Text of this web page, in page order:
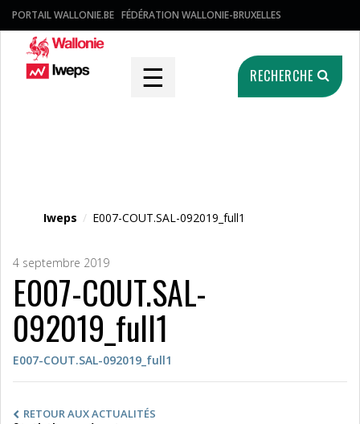
PORTAIL WALLONIE.BE FÉDÉRATION WALLONIE-BRUXELLES
☰ RECHERCHE
Iweps / E007-COUT.SAL-092019_full1
4 septembre 2019
E007-COUT.SAL-
092019_full1
E007-COUT.SAL-092019_full1
RETOUR AUX ACTUALITÉS